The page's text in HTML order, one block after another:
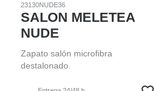
23130NUDE36
SALON MELETEA
NUDE
Zapato salón microfibra
destalonado.